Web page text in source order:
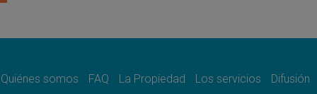
noticia para todo el Uruguay
Quiénes somos FAQ La Propiedad Los servicios
Difusión